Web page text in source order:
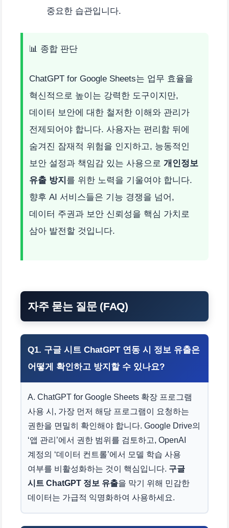
중요한 습관입니다.
📊 종합 판단
ChatGPT for Google Sheets는 업무 효율을
혁신적으로 높이는 강력한 도구이지만,
데이터 보안에 대한 철저한 이해와 관리가
전제되어야 합니다. 사용자는 편리함 뒤에
숨겨진 잠재적 위험을 인지하고, 능동적인
보안 설정과 책임감 있는 사용으로 개인정보
유출 방지 를 위한 노력을 기울여야 합니다.
향후 AI 서비스들은 기능 경쟁을 넘어,
데이터 주권과 보안 신뢰성을 핵심 가치로
삼아 발전할 것입니다.
자주 묻는 질문 (FAQ)
Q1. 구글 시트 ChatGPT 연동 시 정보 유출은
어떻게 확인하고 방지할 수 있나요?
A. ChatGPT for Google Sheets 확장 프로그램
사용 시, 가장 먼저 해당 프로그램이 요청하는
권한을 면밀히 확인해야 합니다. Google Drive의
‘앱 관리’에서 권한 범위를 검토하고, OpenAI
계정의 ‘데이터 컨트롤’에서 모델 학습 사용
여부를 비활성화하는 것이 핵심입니다. 구글
시트 ChatGPT 정보 유출을 막기 위해 민감한
데이터는 가급적 익명화하여 사용하세요.